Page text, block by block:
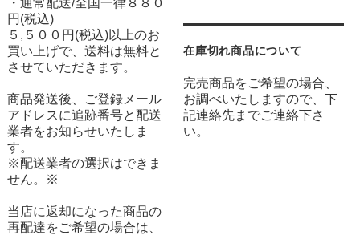
円(税込)
５,５００円(税込)以上のお
買い上げで、送料は無料と
させていただきます。
商品発送後、ご登録メール
アドレスに追跡番号と配送
業者をお知らせいたしま
す。
※配送業者の選択はできま
せん。※
当店に返却になった商品の
再配達をご希望の場合は、
在庫切れ商品について
完売商品をご希望の場合、
お調べいたしますので、下
記連絡先までご連絡下さ
い。